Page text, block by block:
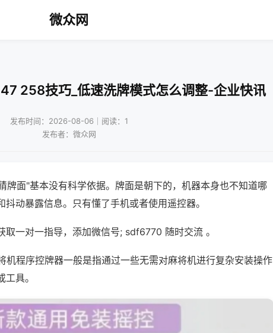
微众网
258技巧_低速洗牌模式怎么调整-企业快讯
发布时间：2026-08-06｜阅读：1
发布者：微众网
牌面"基本没有科学依据。牌面是朝下的，机器本身也不知道哪
动暴露信息。只有懂了手机或者使用遥控器。
一对一指导，添加微信号; sdf6770 随时交流 。
机程序控牌器一般是指通过一些无需对麻将机进行复杂安装操作
具。